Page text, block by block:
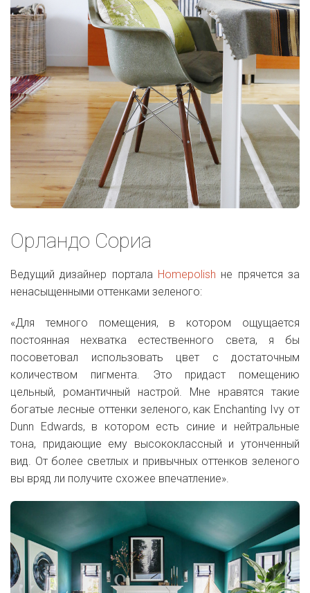
Орландо Сориа
Ведущий дизайнер портала Homepolish не прячется за
ненасыщенными оттенками зеленого:
«Для темного помещения, в котором ощущается
постоянная нехватка естественного света, я бы
посоветовал использовать цвет с достаточным
количеством пигмента. Это придаст помещению
цельный, романтичный настрой. Мне нравятся такие
богатые лесные оттенки зеленого, как Enchanting Ivy от
Dunn Edwards, в котором есть синие и нейтральные
тона, придающие ему высококлассный и утонченный
вид. От более светлых и привычных оттенков зеленого
вы вряд ли получите схожее впечатление».